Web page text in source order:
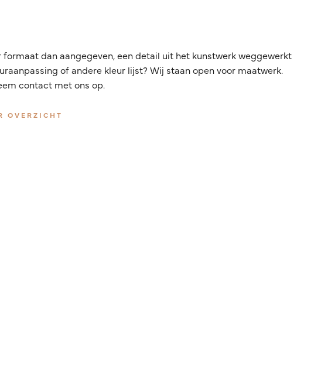
formaat dan aangegeven, een detail uit het kunstwerk weggewerkt
of andere kleur lijst? Wij staan open voor maatwerk.
contact met ons op.
OVERZICHT